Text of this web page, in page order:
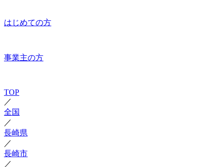
はじめての方
事業主の方
TOP
／
全国
／
長崎県
／
長崎市
／